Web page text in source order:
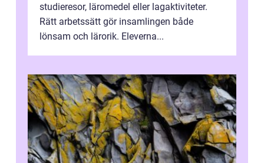
studieresor, läromedel eller lagaktiviteter.
Rätt arbetssätt gör insamlingen både
lönsam och lärorik. Eleverna...